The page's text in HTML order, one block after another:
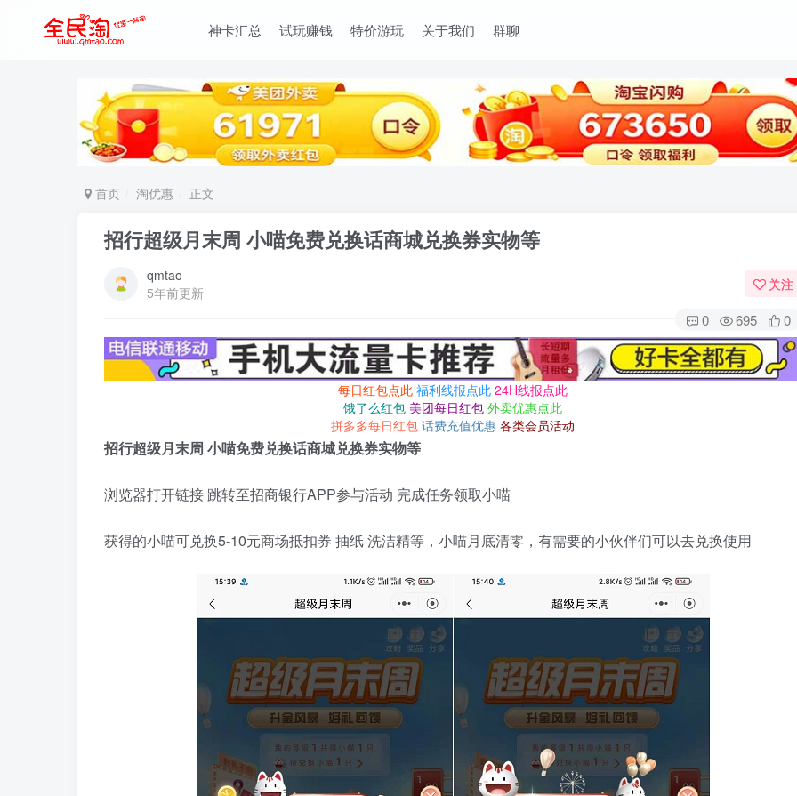
神卡汇总 试玩赚钱 特价游玩 关于我们 群聊
首页 淘优惠 正文
招行超级月末周 小喵免费兑换话商城兑换券实物等
qmtao
5年前更新
关注
0 695 0
每日红包点此 福利线报点此 24H线报点此
饿了么红包 美团每日红包 外卖优惠点此
拼多多每日红包 话费充值优惠 各类会员活动
招行超级月末周 小喵免费兑换话商城兑换券实物等
浏览器打开链接 跳转至招商银行APP参与活动 完成任务领取小喵
获得的小喵可兑换5-10元商场抵扣券 抽纸 洗洁精等，小喵月底清零，有需要的小伙伴们可以去兑换使用